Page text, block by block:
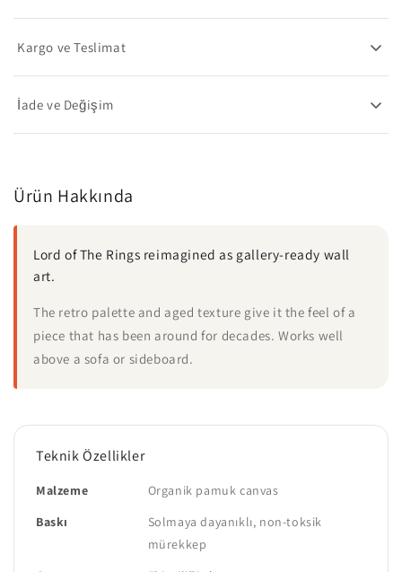
Kargo ve Teslimat
İade ve Değişim
Ürün Hakkında
Lord of The Rings reimagined as gallery-ready wall
art.
The retro palette and aged texture give it the feel of a
piece that has been around for decades. Works well
above a sofa or sideboard.
Teknik Özellikler
Malzeme
Organik pamuk canvas
Baskı
Solmaya dayanıklı, non-toksik
mürekkep